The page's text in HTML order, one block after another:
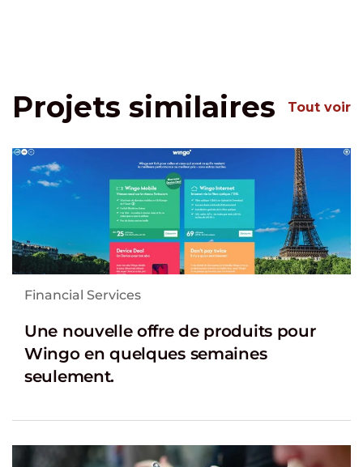
Projets similaires Tout voir
Financial Services
Une nouvelle offre de produits pour
Wingo en quelques semaines
seulement.